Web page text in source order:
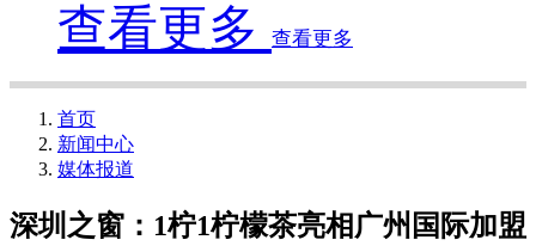
查看更多 查看更多
首页
新闻中心
媒体报道
深圳之窗：1柠1柠檬茶亮相广州国际加盟